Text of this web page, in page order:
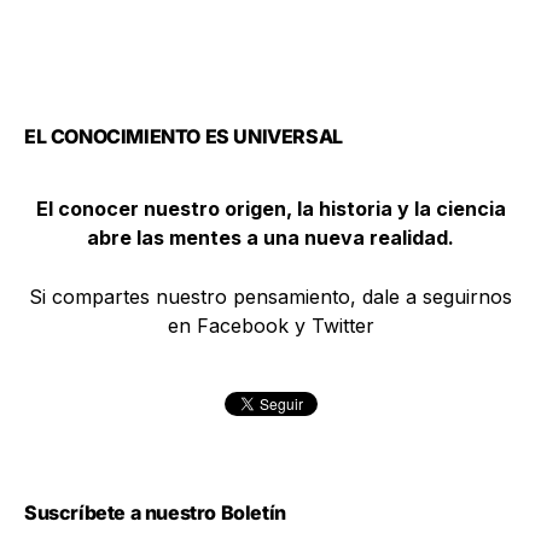
EL CONOCIMIENTO ES UNIVERSAL
El conocer nuestro origen, la historia y la ciencia
abre las mentes a una nueva realidad.
Si compartes nuestro pensamiento, dale a seguirnos
en Facebook y Twitter
Suscríbete a nuestro Boletín